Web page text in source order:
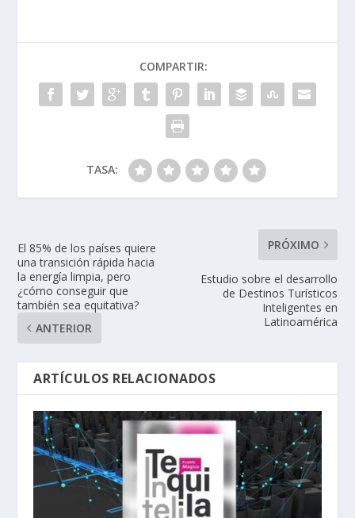
COMPARTIR:
TASA:
El 85% de los países quiere
una transición rápida hacia
la energía limpia, pero
¿cómo conseguir que
también sea equitativa?
ANTERIOR
PRÓXIMO
Estudio sobre el desarrollo
de Destinos Turísticos
Inteligentes en
Latinoamérica
ARTÍCULOS RELACIONADOS